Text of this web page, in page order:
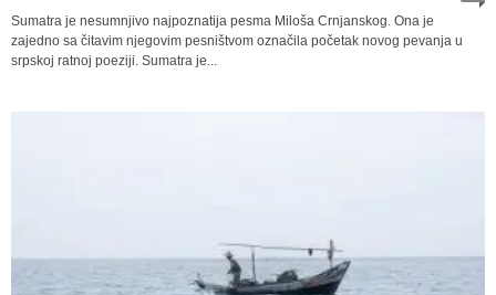
Sumatra je nesumnjivo najpoznatija pesma Miloša Crnjanskog. Ona je
zajedno sa čitavim njegovim pesništvom označila početak novog pevanja u
srpskoj ratnoj poeziji. Sumatra je...